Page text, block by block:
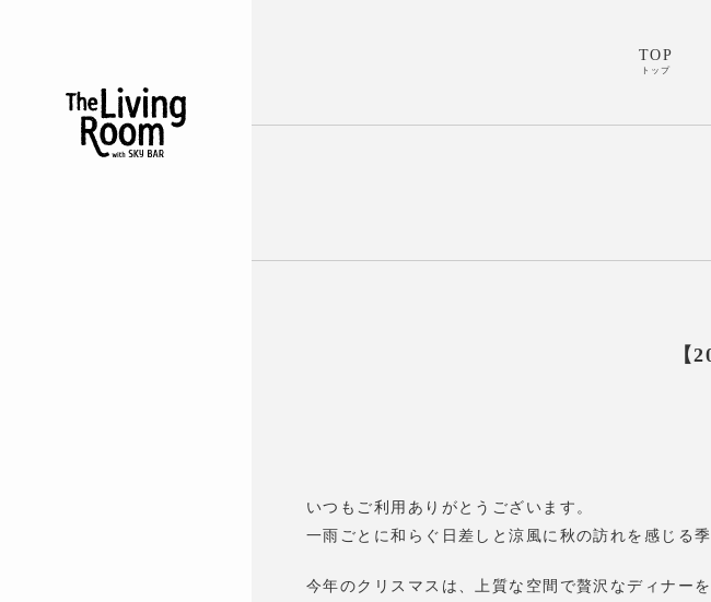
TOP
トップ
【
いつもご利用ありがとうございます。
一雨ごとに和らぐ日差しと涼風に秋の訪れを感じる
今年のクリスマスは、上質な空間で贅沢なディナー